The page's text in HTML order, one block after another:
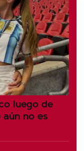
luego de
no es